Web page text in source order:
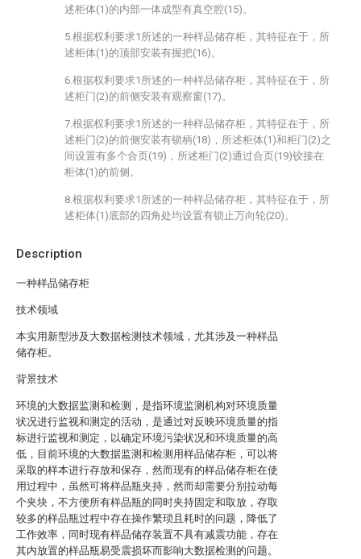
Description
一种样品储存柜
技术领域
本实用新型涉及大数据检测技术领域，尤其涉及一种样品
储存柜。
背景技术
环境的大数据监测和检测，是指环境监测机构对环境质量
状况进行监视和测定的活动，是通过对反映环境质量的指
标进行监视和测定，以确定环境污染状况和环境质量的高
低，目前环境的大数据监测和检测用样品储存柜，可以将
采取的样本进行存放和保存，然而现有的样品储存柜在使
用过程中，虽然可将样品瓶夹持，然而却需要分别拉动每
个夹块，不方便所有样品瓶的同时夹持固定和取放，存取
较多的样品瓶过程中存在操作繁琐且耗时的问题，降低了
工作效率，同时现有样品储存装置不具有减震功能，存在
其内放置的样品瓶易受震损坏而影响大数据检测的问题。
述柜体(1)的内部一体成型有真空腔(15)。
5.根据权利要求1所述的一种样品储存柜，其特征在于，所
述柜体(1)的顶部安装有握把(16)。
6.根据权利要求1所述的一种样品储存柜，其特征在于，所
述柜门(2)的前侧安装有观察窗(17)。
7.根据权利要求1所述的一种样品储存柜，其特征在于，所
述柜门(2)的前侧安装有锁柄(18)，所述柜体(1)和柜门(2)之
间设置有多个合页(19)，所述柜门(2)通过合页(19)铰接在
柜体(1)的前侧。
8.根据权利要求1所述的一种样品储存柜，其特征在于，所
述柜体(1)底部的四角处均设置有锁止万向轮(20)。